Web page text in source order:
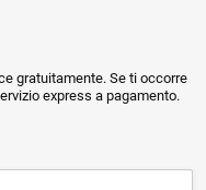
gratuitamente. Se ti occorre
express a pagamento.